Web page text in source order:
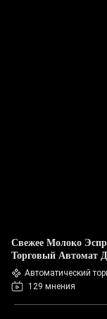
Свежее Молоко
Торговый Автомат
Автоматический
129 мнения